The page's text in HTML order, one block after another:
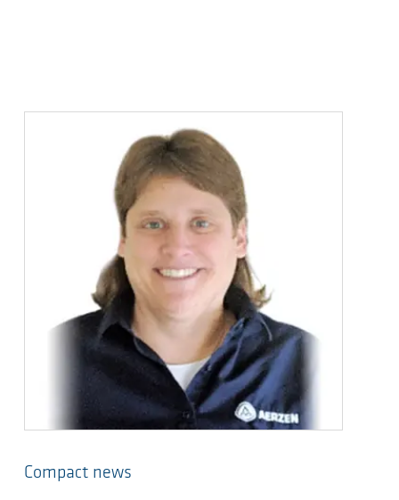
Compact news